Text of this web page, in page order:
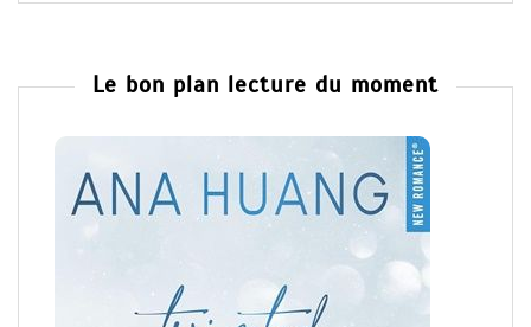
Le bon plan lecture du moment